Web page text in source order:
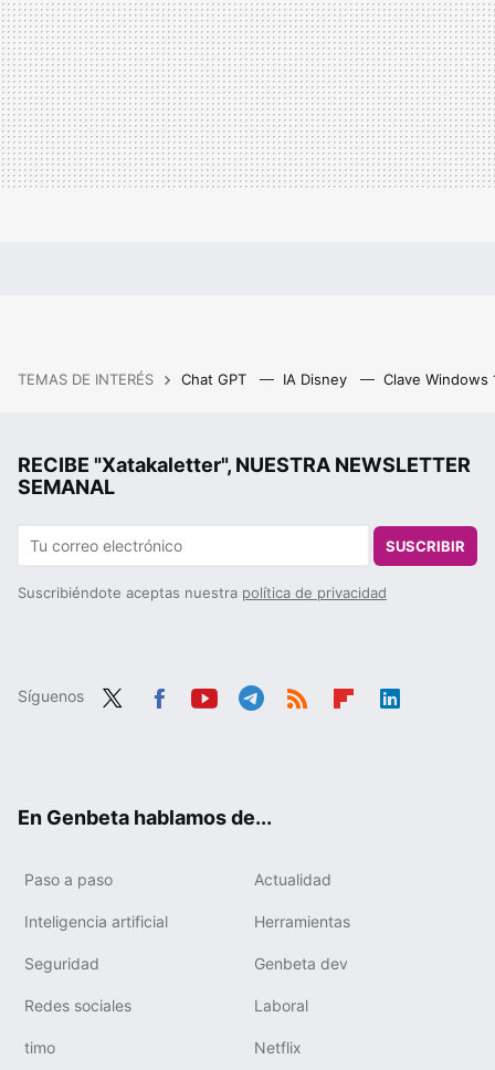
TEMAS DE INTERÉS Chat GPT IA Disney Clave Windows
RECIBE "Xatakaletter", NUESTRA NEWSLETTER
SEMANAL
SUSCRIBIR
Suscribiéndote aceptas nuestra política de privacidad
Síguenos
En Genbeta hablamos de...
Paso a paso Actualidad
Inteligencia artificial Herramientas
Seguridad Genbeta dev
Redes sociales Laboral
timo Netflix